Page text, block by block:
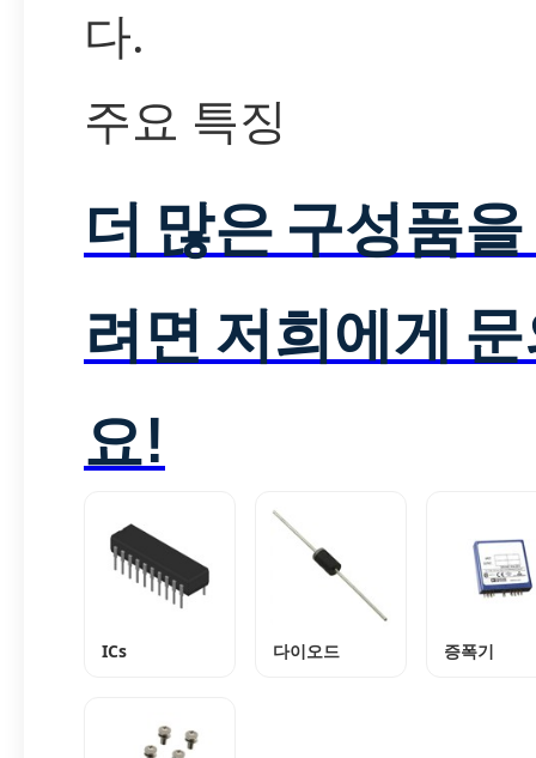
다.
주요 특징
더 많은 구성품
려면 저희에게
요!
ICs 다이오드 증폭기